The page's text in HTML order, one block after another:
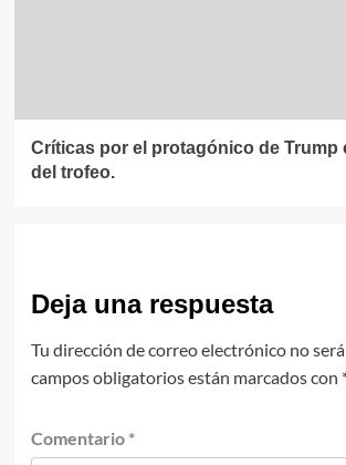
Críticas por el protagónico de Trump
del trofeo.
Deja una respuesta
Tu dirección de correo electrónico no
campos obligatorios están marcados con
Comentario *